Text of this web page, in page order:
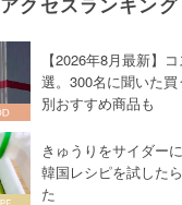
【2026年8月最新】
選。300名に聞いた
別おすすめ商品も
きゅうりをサイダー
韓国レシピを試した
た